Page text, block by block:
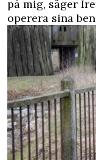
på mig, säger
operera sina